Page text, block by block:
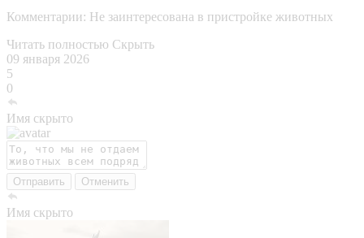
Комментарии: Не заинтересована в пристройке животных
Читать полностью Скрыть
09 января 2026
5
0
Имя скрыто
Отправить Отменить
Имя скрыто